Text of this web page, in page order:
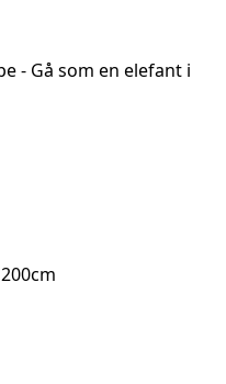
- Gå som en elefant i